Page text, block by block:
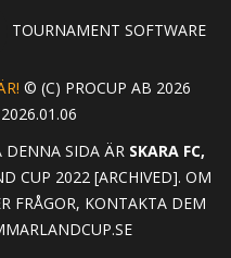
TOURNAMENT SOFTWARE
© (C) PROCUP AB 2026
DENNA SIDA ÄR SKARA FC,
CUP 2022 [ARCHIVED]. OM
FRÅGOR, KONTAKTA DEM